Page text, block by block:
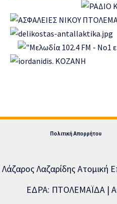
Πολιτική Απορρήτου
Λάζαρος Λαζαρίδης Ατομική
ΕΔΡΑ: ΠΤΟΛΕΜΑΪΔΑ |